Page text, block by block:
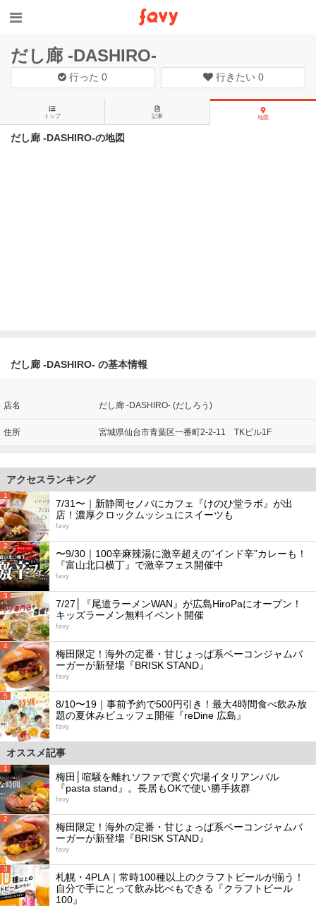
だし廊 -DASHIRO-
行った0 行きたい 0
トップ 記事 地図
だし廊 -DASHIRO-の地図
だし廊 -DASHIRO- の基本情報
店名 だし廊 -DASHIRO- (だしろう)
住所 宮城県仙台市青葉区一番町2-2-11 TKビル1F
アクセスランキング
1
7/31〜｜新静岡セノバにカフェ『けのひ堂ラボ』が出
店！濃厚クロックムッシュにスイーツも
favy
2
〜9/30｜100辛麻辣湯に激辛超えの“インド辛”カレーも！
『富山北口横丁』で激辛フェス開催中
favy
3
7/27│『尾道ラーメンWAN』が広島HiroPaにオープン！
キッズラーメン無料イベント開催
favy
4
梅田限定！海外の定番・甘じょっぱ系ベーコンジャムバ
ーガーが新登場『BRISK STAND』
favy
5
8/10〜19｜事前予約で500円引き！最大4時間食べ飲み放
題の夏休みビュッフェ開催『reDine 広島』
favy
オススメ記事
1
梅田│喧騒を離れソファで寛ぐ穴場イタリアンバル
『pasta stand』。長居もOKで使い勝手抜群
favy
2
梅田限定！海外の定番・甘じょっぱ系ベーコンジャムバ
ーガーが新登場『BRISK STAND』
favy
3
札幌・4PLA｜常時100種以上のクラフトビールが揃う！
自分で手にとって飲み比べもできる『クラフトビール
100』